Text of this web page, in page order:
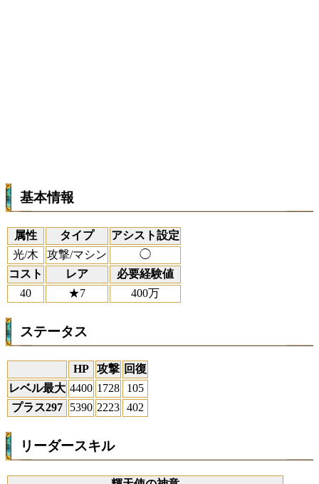
基本情報
属性 タイプ
アシスト設定
光/木
攻撃/マシン
◯
コスト
レア
必要経験値
40
★7 400万
ステータス
HP 攻撃 回復
レベル最大 4400 1728
105
プラス297
5390 2223 402
リーダースキル